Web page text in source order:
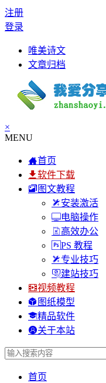
注册
登录
唯美诗文
文章归档
×
MENU
首页
软件下载
图文教程
安装激活
电脑操作
高效办公
PS 教程
专业技巧
建站技巧
视频教程
图纸模型
精品软件
关于本站
首页